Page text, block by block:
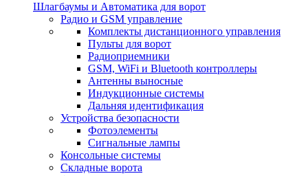
Шлагбаумы и Автоматика для ворот
Радио и GSM управление
Комплекты дистанционного управления
Пульты для ворот
Радиоприемники
GSM, WiFi и Bluetooth контроллеры
Антенны выносные
Индукционные системы
Дальняя идентификация
Устройства безопасности
Фотоэлементы
Сигнальные лампы
Консольные системы
Складные ворота